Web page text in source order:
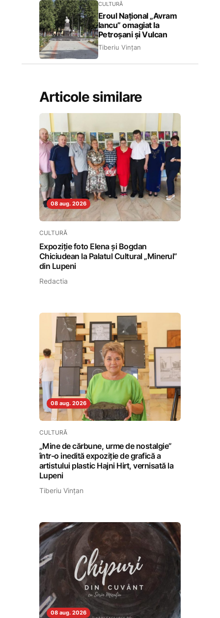
CULTURĂ
Eroul Național „Avram
Iancu” omagiat la
Petroșani și Vulcan
Tiberiu Vințan
Articole similare
08 aug. 2026
CULTURĂ
Expoziție foto Elena și Bogdan
Chiciudean la Palatul Cultural „Minerul”
din Lupeni
Redactia
08 aug. 2026
CULTURĂ
„Mine de cărbune, urme de nostalgie”
într-o inedită expoziție de grafică a
artistului plastic Hajni Hirt, vernisată la
Lupeni
Tiberiu Vințan
08 aug. 2026